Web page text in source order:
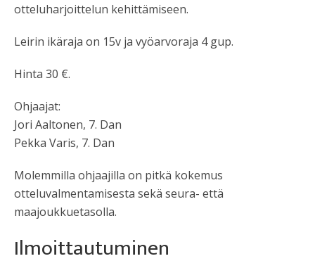
otteluharjoittelun kehittämiseen.
Leirin ikäraja on 15v ja vyöarvoraja 4 gup.
Hinta 30 €.
Ohjaajat:
Jori Aaltonen, 7. Dan
Pekka Varis, 7. Dan
Molemmilla ohjaajilla on pitkä kokemus
otteluvalmentamisesta sekä seura- että
maajoukkuetasolla.
Ilmoittautuminen